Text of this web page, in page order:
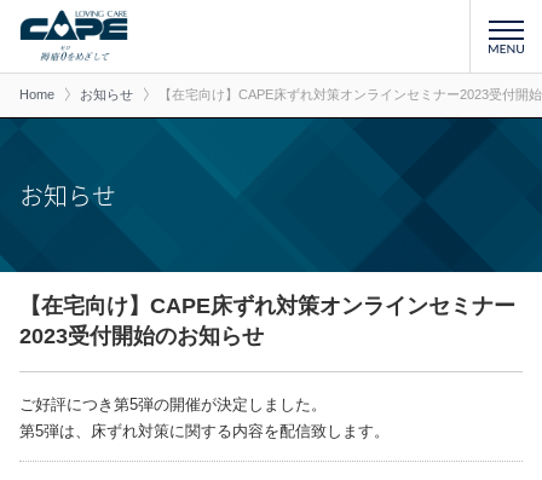
Home お知らせ 【在宅向け】CAPE床ずれ対策オンラインセミナー2023受付開
お知らせ
【在宅向け】CAPE床ずれ対策オンラインセミナー
2023受付開始のお知らせ
ご好評につき第5弾の開催が決定しました。
第5弾は、床ずれ対策に関する内容を配信致します。